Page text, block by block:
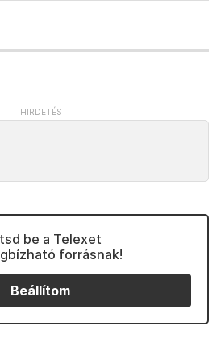
be a Telexet
forrásnak!
Beállítom